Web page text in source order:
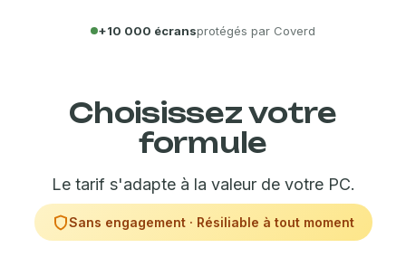
+10 000 écransprotégés par Coverd
Choisissez votre
formule
Le tarif s'adapte à la valeur de votre PC.
Sans engagement · Résiliable à tout moment